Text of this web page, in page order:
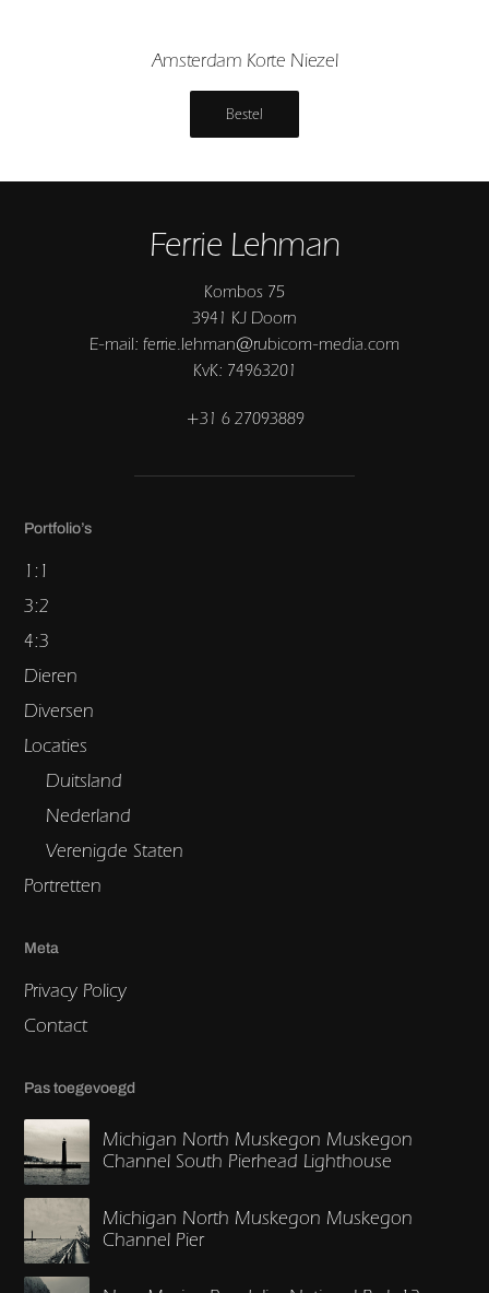
Amsterdam Korte Niezel
Bestel
Ferrie Lehman
Kombos 75
3941 KJ Doorn
E-mail: ferrie.lehman@rubicom-media.com
KvK: 74963201
+31 6 27093889
Portfolio’s
1:1
3:2
4:3
Dieren
Diversen
Locaties
Duitsland
Nederland
Verenigde Staten
Portretten
Meta
Privacy Policy
Contact
Pas toegevoegd
Michigan North Muskegon Muskegon
Channel South Pierhead Lighthouse
Michigan North Muskegon Muskegon
Channel Pier